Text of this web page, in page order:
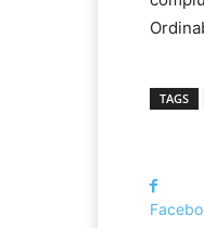
TAGS